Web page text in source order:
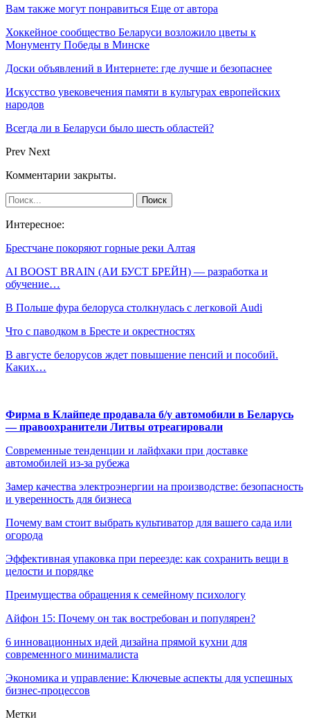
Вам также могут понравиться Еще от автора
Хоккейное сообщество Беларуси возложило цветы к
Монументу Победы в Минске
Доски объявлений в Интернете: где лучше и безопаснее
Искусство увековечения памяти в культурах европейских
народов
Всегда ли в Беларуси было шесть областей?
Prev Next
Комментарии закрыты.
Интересное:
Брестчане покоряют горные реки Алтая
AI BOOST BRAIN (АИ БУСТ БРЕЙН) — разработка и
обучение…
В Польше фура белоруса столкнулась с легковой Audi
Что с паводком в Бресте и окрестностях
В августе белорусов ждет повышение пенсий и пособий.
Каких…
Фирма в Клайпеде продавала б/у автомобили в Беларусь
— правоохранители Литвы отреагировали
Современные тенденции и лайфхаки при доставке
автомобилей из-за рубежа
Замер качества электроэнергии на производстве: безопасность
и уверенность для бизнеса
Почему вам стоит выбрать культиватор для вашего сада или
огорода
Эффективная упаковка при переезде: как сохранить вещи в
целости и порядке
Преимущества обращения к семейному психологу
Айфон 15: Почему он так востребован и популярен?
6 инновационных идей дизайна прямой кухни для
современного минималиста
Экономика и управление: Ключевые аспекты для успешных
бизнес-процессов
Метки